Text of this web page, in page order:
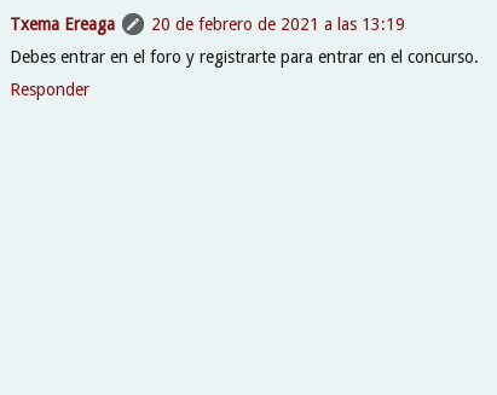
Txema Ereaga
20 de febrero de 2021 a las 13:19
Debes entrar en el foro y registrarte para entrar en el concurso.
Responder